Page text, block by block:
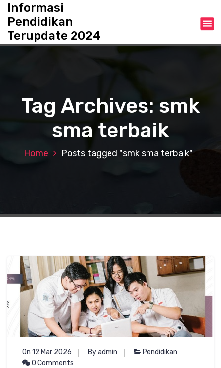
t
Informasi
Pendidikan
Terupdate 2024
Tag Archives: smk
sma terbaik
Home Posts tagged "smk sma terbaik"
On 12 Mar 2026 By admin
Pendidikan
0 Comments